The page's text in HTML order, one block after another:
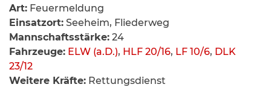
Art: Feuermeldung
Einsatzort: Seeheim, Fliederweg
Mannschaftsstärke: 24
Fahrzeuge: ELW (a.D.), HLF 20/16, LF 10/6, DLK
23/12
Weitere Kräfte: Rettungsdienst